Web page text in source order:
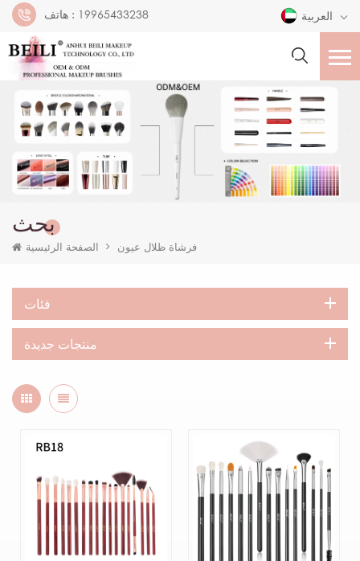
هاتف : 19965433238
بحث
الصفحة الرئيسية فرشاة ظلال عيون
فئات
منتجات جديدة